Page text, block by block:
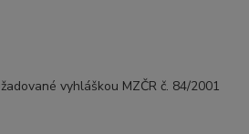
vyhláškou MZČR č. 84/2001